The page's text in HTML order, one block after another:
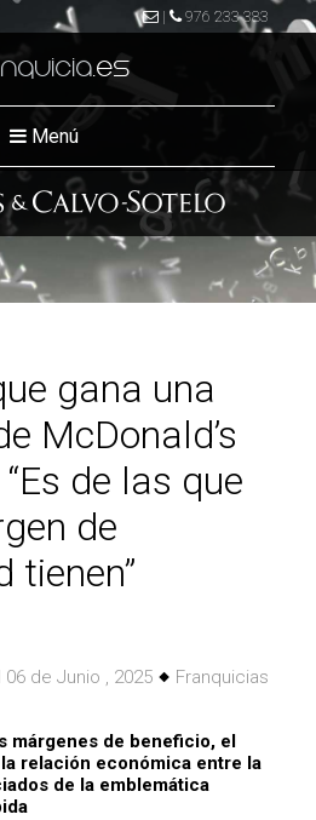
| 976 233 383
.es
Menú
gana una
McDonald’s
de las que
de
tienen”
06 de Junio , 2025
Franquicias
márgenes de beneficio, el
relación económica entre la
de la emblemática